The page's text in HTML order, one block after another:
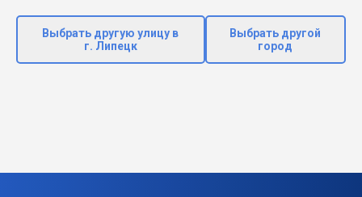
Выбрать другую улицу в
г. Липецк
Выбрать другой
город